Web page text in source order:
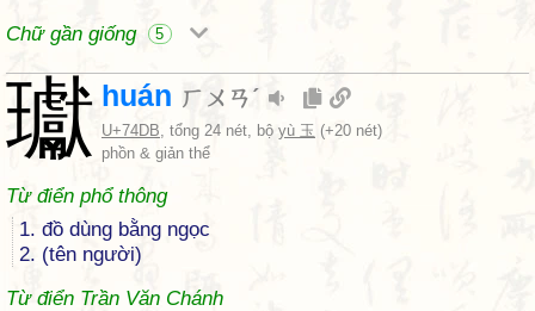
Chữ gần giống 5
瓛 huán ㄏㄨㄢˊ
U+74DB, tổng 24 nét, bộ yù 玉 (+20 nét)
phồn & giản thể
Từ điển phổ thông
1. đồ dùng bằng ngọc
2. (tên người)
Từ điển Trần Văn Chánh